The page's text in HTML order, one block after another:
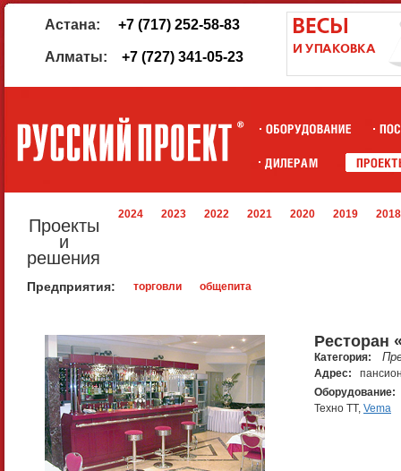
Астана: +7 (717) 252-58-83
Алматы: +7 (727) 341-05-23
Проекты
и
решения
2024 2023 2022 2021 2020 2019 2018
Предприятия: торговли общепита
Ресторан
Категория:
Адрес:
Оборудование:
Техно TT, Vema